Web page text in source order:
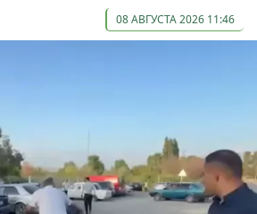
08 АВГУСТА 2026 11:46